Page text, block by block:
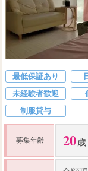
最低保証あり
未経験者歓迎
制服貸与
募集年齢 20歳